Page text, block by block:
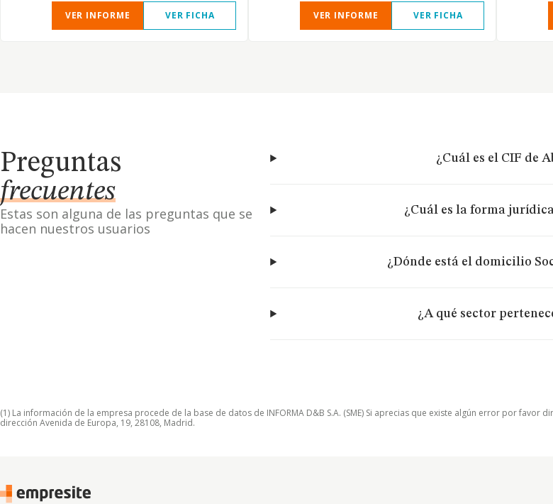
VER INFORME VER FICHA VER INFORME VER FICHA
Preguntas
frecuentes
Estas son alguna de las preguntas que se
hacen nuestros usuarios
¿Cuál es el CIF de
¿Cuál es la forma
¿Dónde está el domicilio
¿A qué sector
(1) La información de la empresa procede de la base de datos de INFORMA D&B S.A. (SME) Si aprecias que existe algún error por
dirección Avenida de Europa, 19, 28108, Madrid.